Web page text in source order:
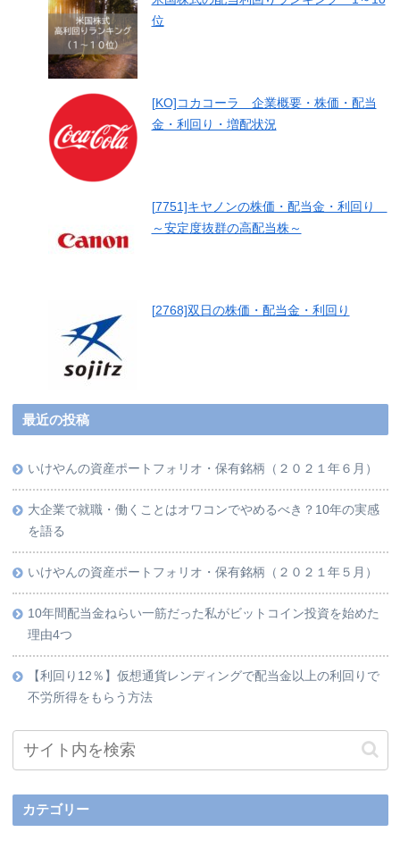
位
[KO]コカコーラ 企業概要・株価・配当
金・利回り・増配状況
[7751]キヤノンの株価・配当金・利回り
～安定度抜群の高配当株～
[2768]双日の株価・配当金・利回り
最近の投稿
いけやんの資産ポートフォリオ・保有銘柄（２０２１年６月）
大企業で就職・働くことはオワコンでやめるべき？10年の実感
を語る
いけやんの資産ポートフォリオ・保有銘柄（２０２１年５月）
10年間配当金ねらい一筋だった私がビットコイン投資を始めた
理由4つ
【利回り12％】仮想通貨レンディングで配当金以上の利回りで
不労所得をもらう方法
カテゴリー